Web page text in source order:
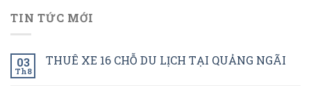
TIN TỨC MỚI
03
Th8
THUÊ XE 16 CHỖ DU LỊCH TẠI QUẢNG NGÃI